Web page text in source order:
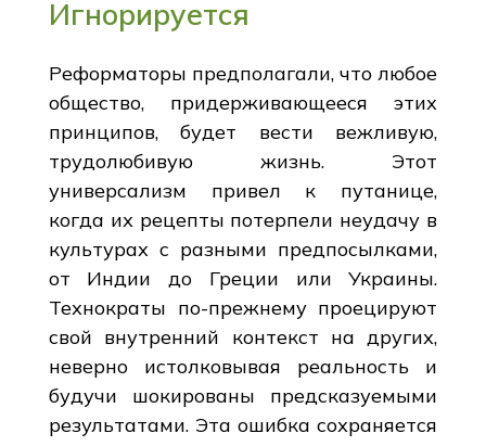
Игнорируется
Реформаторы предполагали, что любое
общество, придерживающееся этих
принципов, будет вести вежливую,
трудолюбивую жизнь. Этот
универсализм привел к путанице,
когда их рецепты потерпели неудачу в
культурах с разными предпосылками,
от Индии до Греции или Украины.
Технократы по-прежнему проецируют
свой внутренний контекст на других,
неверно истолковывая реальность и
будучи шокированы предсказуемыми
результатами. Эта ошибка сохраняется